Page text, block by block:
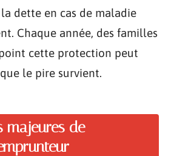
dette en cas de maladie
Chaque année, des familles
cette protection peut
le pire survient.
majeures de